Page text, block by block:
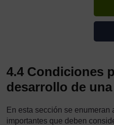
4.4 Condiciones
desarrollo de
En esta sección se enumeran
importantes que deben